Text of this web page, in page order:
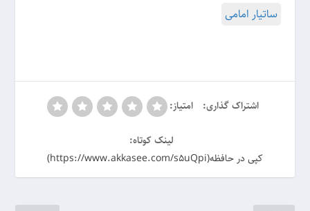
ساتیار امامی
اشتراک گذاری: امتیاز:
لینک کوتاه:
کپی در حافظه(https://www.akkasee.com/s5uQpi)